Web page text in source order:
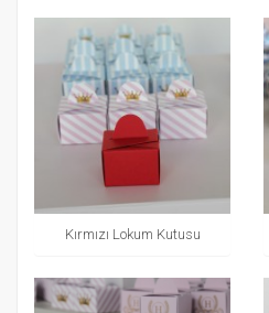
Kırmızı Lokum Kutusu